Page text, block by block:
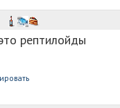
рептилойды